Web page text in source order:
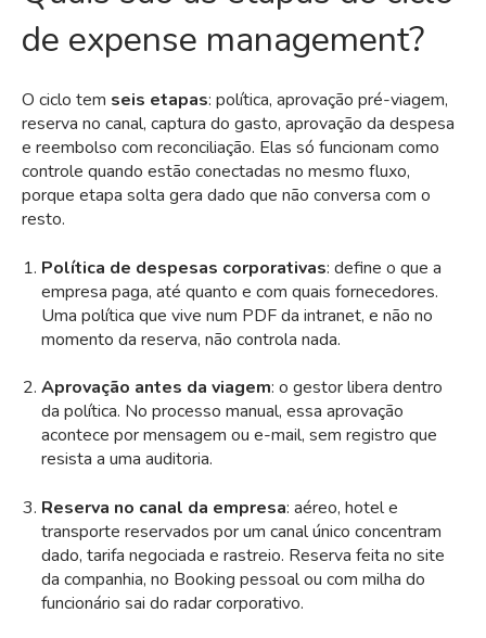
de expense management?
O ciclo tem seis etapas: política, aprovação pré-viagem,
reserva no canal, captura do gasto, aprovação da despesa
e reembolso com reconciliação. Elas só funcionam como
controle quando estão conectadas no mesmo fluxo,
porque etapa solta gera dado que não conversa com o
resto.
Política de despesas corporativas: define o que a
empresa paga, até quanto e com quais fornecedores.
Uma política que vive num PDF da intranet, e não no
momento da reserva, não controla nada.
Aprovação antes da viagem: o gestor libera dentro
da política. No processo manual, essa aprovação
acontece por mensagem ou e-mail, sem registro que
resista a uma auditoria.
Reserva no canal da empresa: aéreo, hotel e
transporte reservados por um canal único concentram
dado, tarifa negociada e rastreio. Reserva feita no site
da companhia, no Booking pessoal ou com milha do
funcionário sai do radar corporativo.